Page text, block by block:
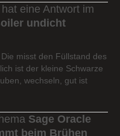
hat eine Antwort im
undicht
misst den Füllstand des
ist der kleine Schwarze
wechseln, gut ist
Sage Oracle
beim Brühen